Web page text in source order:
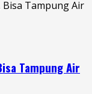
Tampung Air